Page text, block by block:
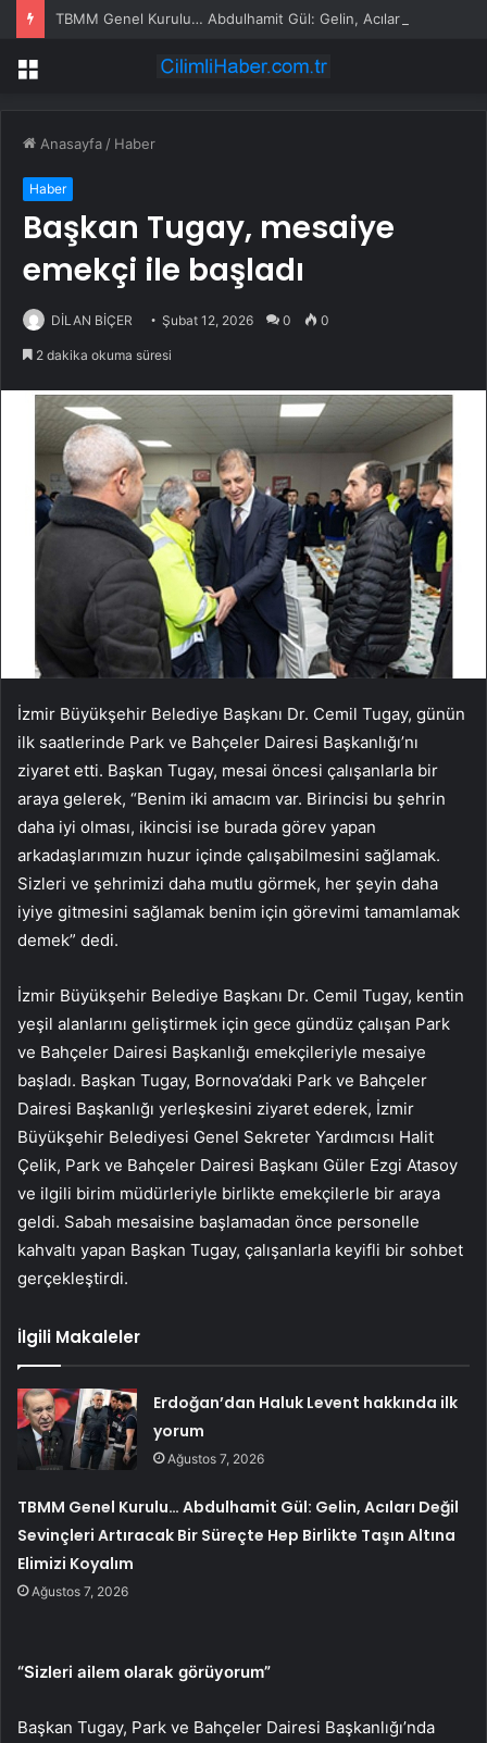
Menü
Anasayfa / Haber
Haber
Başkan Tugay, mesaiye
emekçi ile başladı
DİLAN BİÇER Şubat 12, 2026 0 0
2 dakika okuma süresi
İzmir Büyükşehir Belediye Başkanı Dr. Cemil Tugay, günün
ilk saatlerinde Park ve Bahçeler Dairesi Başkanlığı’nı
ziyaret etti. Başkan Tugay, mesai öncesi çalışanlarla bir
araya gelerek, “Benim iki amacım var. Birincisi bu şehrin
daha iyi olması, ikincisi ise burada görev yapan
arkadaşlarımızın huzur içinde çalışabilmesini sağlamak.
Sizleri ve şehrimizi daha mutlu görmek, her şeyin daha
iyiye gitmesini sağlamak benim için görevimi tamamlamak
demek” dedi.
İzmir Büyükşehir Belediye Başkanı Dr. Cemil Tugay, kentin
yeşil alanlarını geliştirmek için gece gündüz çalışan Park
ve Bahçeler Dairesi Başkanlığı emekçileriyle mesaiye
başladı. Başkan Tugay, Bornova’daki Park ve Bahçeler
Dairesi Başkanlığı yerleşkesini ziyaret ederek, İzmir
Büyükşehir Belediyesi Genel Sekreter Yardımcısı Halit
Çelik, Park ve Bahçeler Dairesi Başkanı Güler Ezgi Atasoy
ve ilgili birim müdürleriyle birlikte emekçilerle bir araya
geldi. Sabah mesaisine başlamadan önce personelle
kahvaltı yapan Başkan Tugay, çalışanlarla keyifli bir sohbet
gerçekleştirdi.
İlgili Makaleler
Erdoğan’dan Haluk Levent hakkında ilk
yorum
Ağustos 7, 2026
TBMM Genel Kurulu… Abdulhamit Gül: Gelin, Acıları Değil
Sevinçleri Artıracak Bir Süreçte Hep Birlikte Taşın Altına
Elimizi Koyalım
Ağustos 7, 2026
“Sizleri ailem olarak görüyorum”
Başkan Tugay, Park ve Bahçeler Dairesi Başkanlığı’nda